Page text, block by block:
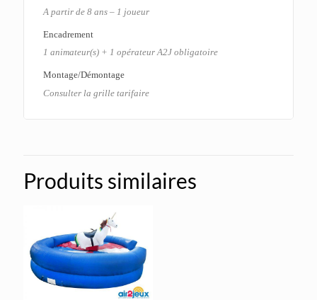
A partir de 8 ans – 1 joueur
Encadrement
1 animateur(s) + 1 opérateur A2J obligatoire
Montage/Démontage
Consulter la grille tarifaire
Produits similaires